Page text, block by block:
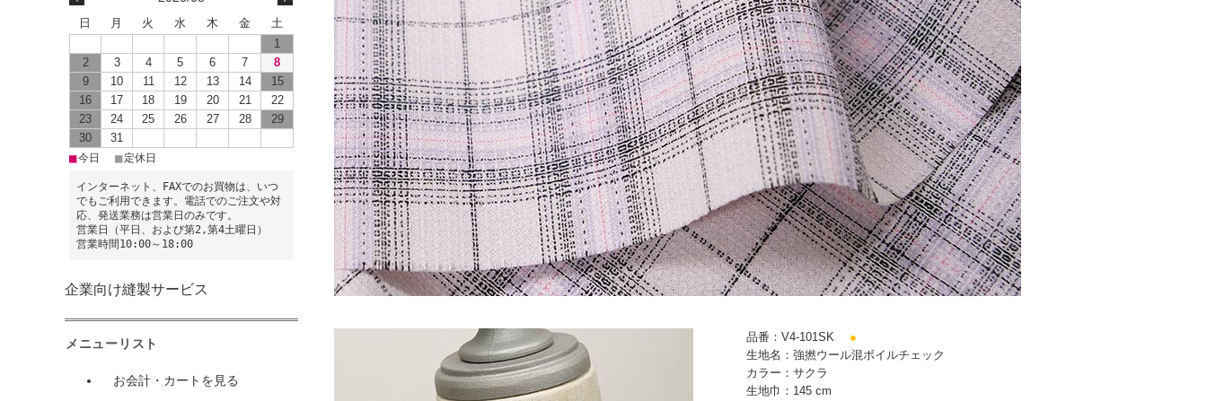
品番：V4-101SK ●
生地名：強撚ウール混ボイルチェック
カラー：サクラ
生地巾：145 cm
日 月 火 水 木 金
土
1
2
3 4 5 6 7
8
9
10 11 12 13 14
15
16
17 18 19 20 21
22
23
24 25 26 27 28
29
30
31
■今日 ■ 定休日
インターネット、FAXでのお買物は、いつ
でもご利用できます。電話でのご注文や対
応、発送業務は営業日のみです。
営業日（平日、および第2,第4土曜日）
営業時間10:00～18:00
企業向け縫製サービス
メニューリスト
お会計・カートを見る